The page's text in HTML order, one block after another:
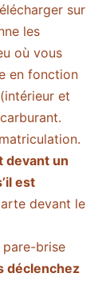
sur
les
où vous
en fonction
et
devant un
est
devant le
brise
déclenchez